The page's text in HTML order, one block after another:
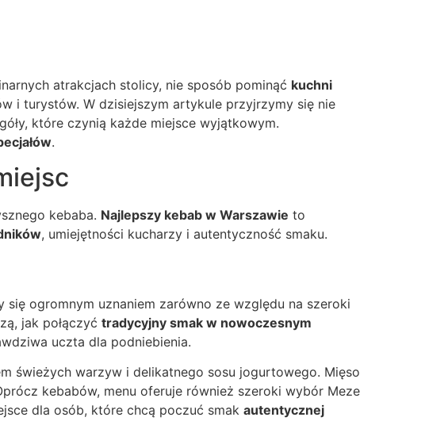
atrakcjach stolicy, nie sposób pominąć kuchni
i turystów. W dzisiejszym artykule przyjrzymy się nie
które czynią każde miejsce wyjątkowym.
.
kebaba. Najlepszy kebab w Warszawie to
, umiejętności kucharzy i autentyczność smaku.
się ogromnym uznaniem zarówno ze względu na szeroki
jak połączyć tradycyjny smak w nowoczesnym
uczta dla podniebienia.
świeżych warzyw i delikatnego sosu jogurtowego. Mięso
kebabów, menu oferuje również szeroki wybór Meze
dla osób, które chcą poczuć smak autentycznej